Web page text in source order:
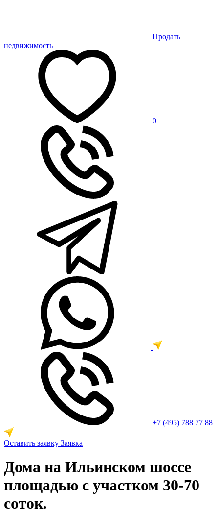
Продать
недвижимость
0
+7 (495) 788 77 88
Оставить заявку Заявка
Дома на Ильинском шоссе
площадью с участком 30-70
соток.